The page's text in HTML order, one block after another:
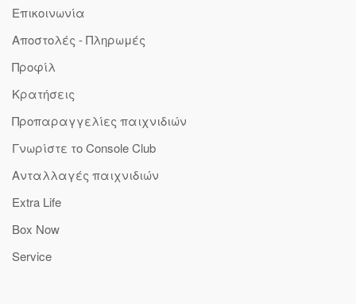
Επικοινωνία
Αποστολές - Πληρωμές
Προφίλ
Κρατήσεις
Προπαραγγελίες παιχνιδιών
Γνωρίστε το Console Club
Ανταλλαγές παιχνιδιών
Extra Life
Box Now
Service